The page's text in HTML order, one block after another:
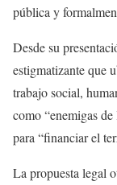
pública y
Desde su
estigmatizante que
trabajo social,
como “enemigas
para “financiar el
La propuesta legal